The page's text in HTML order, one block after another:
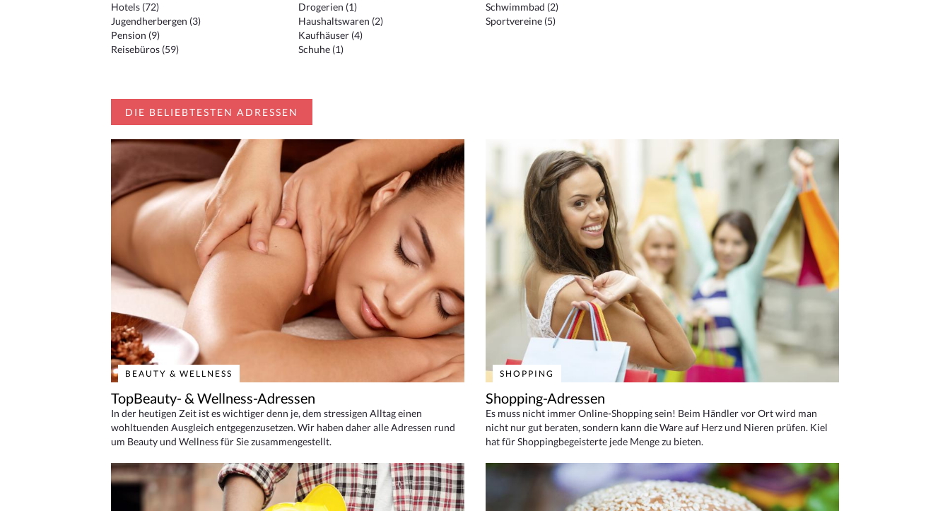
Hotels (72)
Jugendherbergen (3)
Pension (9)
Reisebüros (59)
Drogerien (1)
Haushaltswaren (2)
Kaufhäuser (4)
Schuhe (1)
Schwimmbad (2)
Sportvereine (5)
DIE BELIEBTESTEN ADRESSEN
BEAUTY & WELLNESS
TopBeauty- & Wellness-Adressen
In der heutigen Zeit ist es wichtiger denn je, dem stressigen Alltag einen
wohltuenden Ausgleich entgegenzusetzen. Wir haben daher alle Adressen rund
um Beauty und Wellness für Sie zusammengestellt.
SHOPPING
Shopping-Adressen
Es muss nicht immer Online-Shopping sein! Beim Händler vor Ort wird man
nicht nur gut beraten, sondern kann die Ware auf Herz und Nieren prüfen. Kiel
hat für Shoppingbegeisterte jede Menge zu bieten.